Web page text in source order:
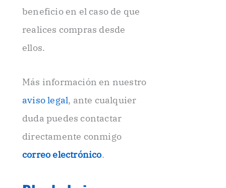
o
.
beneficio en el caso de que
realices compras desde
ellos.
Más información en nuestro
aviso legal, ante cualquier
duda puedes contactar
directamente conmigo
correo electrónico.